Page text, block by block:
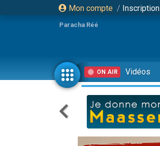
Mon compte / Inscription
Paracha Réé
ON AIR Vidéos